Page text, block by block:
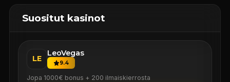
Suositut kasinot
LE
LeoVegas
9.4
Jopa 1000€ bonus + 200 ilmaiskierrosta